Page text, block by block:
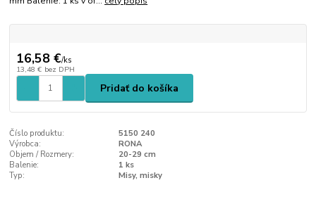
16,58 €/ks
13,48 € bez DPH
Pridať do košíka
Číslo produktu:
5150 240
Výrobca:
RONA
Objem / Rozmery:
20-29 cm
Balenie:
1 ks
Typ:
Misy, misky